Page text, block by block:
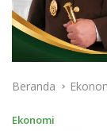
Beranda
Ekonomi